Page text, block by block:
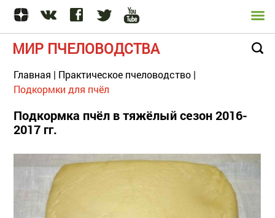
МИР ПЧЕЛОВОДСТВА
Главная | Практическое пчеловодство |
Подкормки для пчёл
Подкормка пчёл в тяжёлый сезон 2016-
2017 гг.